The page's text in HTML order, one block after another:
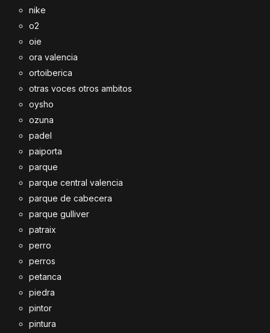
nike
o2
oie
ora valencia
ortoiberica
otras voces otros ambitos
oysho
ozuna
padel
paiporta
parque
parque central valencia
parque de cabecera
parque gulliver
patraix
perro
perros
petanca
piedra
pintor
pintura